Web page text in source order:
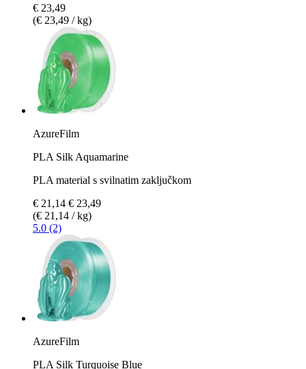
€ 23,49
(€ 23,49 / kg)
AzureFilm
PLA Silk Aquamarine
PLA material s svilnatim zaključkom
€ 21,14 € 23,49
(€ 21,14 / kg)
5.0 (2)
AzureFilm
PLA Silk Turquoise Blue